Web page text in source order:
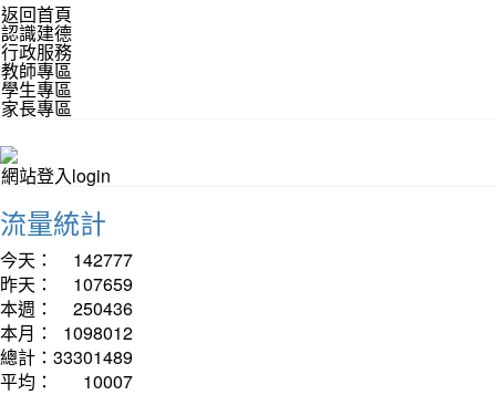
返回首頁
認識建德
行政服務
教師專區
學生專區
家長專區
網站登入login
流量統計
今天：
142777
昨天：
107659
本週：
250436
本月：
1098012
總計： 33301489
平均：
10007